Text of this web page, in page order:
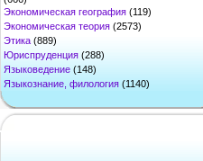
Экономическая география (119)
Экономическая теория (2573)
Этика (889)
Юриспруденция (288)
Языковедение (148)
Языкознание, филология (1140)